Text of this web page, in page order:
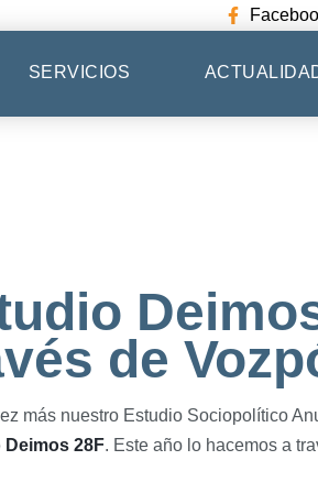
SERVICIOS
de
más nuestro Estudio Sociopolítico
Deimos 28F. Este año lo hacemos a